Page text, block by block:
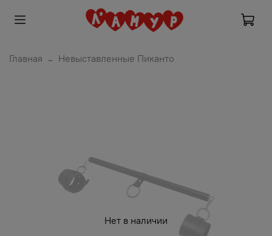
Главная Невыставленные Пиканто
Нет в наличии